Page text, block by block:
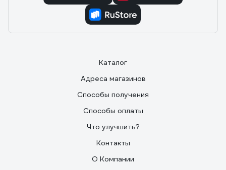
Каталог
Адреса магазинов
Способы получения
Способы оплаты
Что улучшить?
Контакты
О Компании